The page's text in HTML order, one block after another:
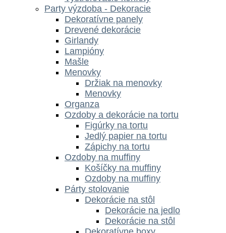
Party výzdoba - Dekoracie
Dekoratívne panely
Drevené dekorácie
Girlandy
Lampióny
Mašle
Menovky
Držiak na menovky
Menovky
Organza
Ozdoby a dekorácie na tortu
Figúrky na tortu
Jedlý papier na tortu
Zápichy na tortu
Ozdoby na muffiny
Košíčky na muffiny
Ozdoby na muffiny
Párty stolovanie
Dekorácie na stôl
Dekorácie na jedlo
Dekorácie na stôl